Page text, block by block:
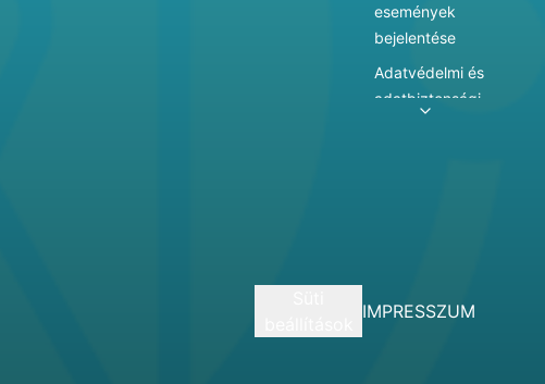
események
bejelentése
Adatvédelmi és
adatbiztonsági
szolgáltatásai
IMPRESSZUM